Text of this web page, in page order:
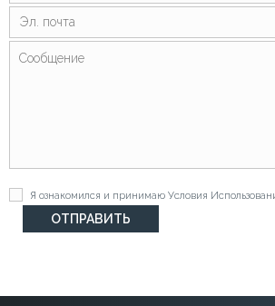
Я ознакомился и принимаю Условия